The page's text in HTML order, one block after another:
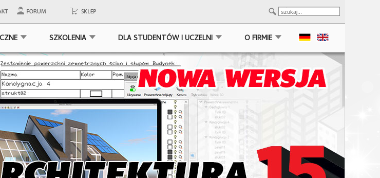
SZKOLENIA DLA STUDENTÓW I UCZELNI O FIRMIE